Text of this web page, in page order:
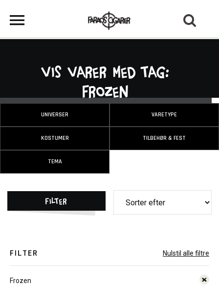
Vis varer med tag:
Frozen
UNIVERSER VARETYPE
KOSTUMER TILBEHØR & FEST
TEMA
Filter
FILTER Nulstil alle filtre
Frozen